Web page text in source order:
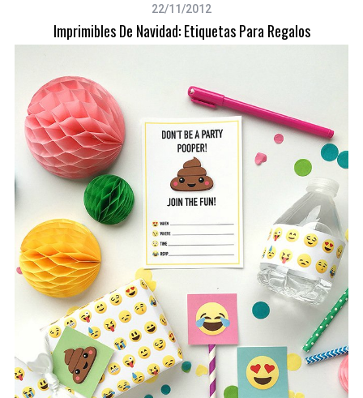
22/11/2012
Imprimibles De Navidad: Etiquetas Para Regalos
c
f
r
: